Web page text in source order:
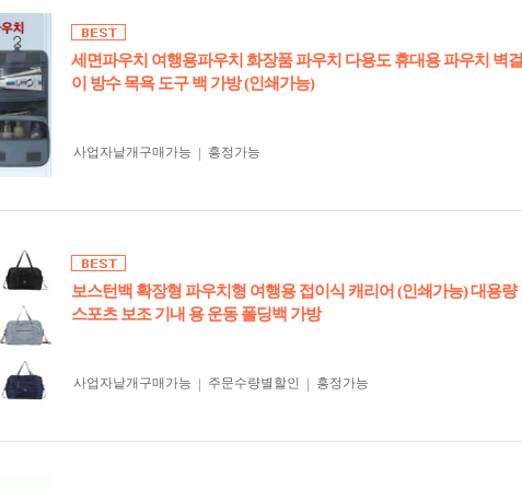
세면파우치 여행용파우치 화장품 파우치 다용도 휴대용 파우치 벽걸
이 방수 목욕 도구 백 가방 (인쇄가능)
사업자 낱개구매가능 흥정가능
보스턴백 확장형 파우치형 여행용 접이식 캐리어 (인쇄가능) 대용량
스포츠 보조 기내 용 운동 폴딩백 가방
사업자 낱개구매가능
주문수량별할인 흥정가능